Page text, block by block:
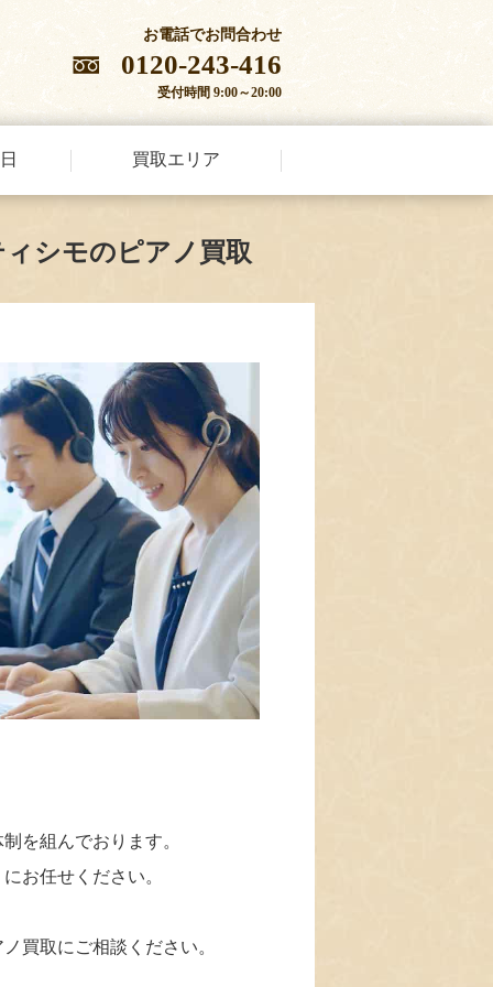
お電話でお問合わせ
0120-243-416
受付時間 9:00～20:00
買取エリア
シモのピアノ買取
を組んでおります。
お任せください。
買取にご相談ください。